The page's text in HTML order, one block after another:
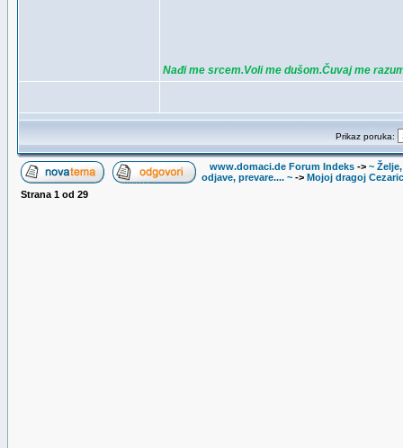
Nađi me srcem.Voli me dušom.Čuvaj me
Prikaz poruka:
www.domaci.de Forum Indeks -> ~
odjave, prevare.... ~ -> Mojoj dragoj
Strana 1 od 29